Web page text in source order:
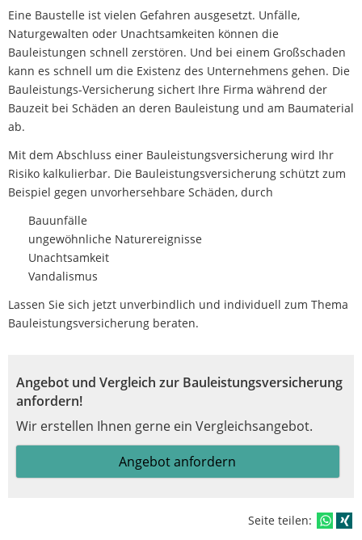
Eine Baustelle ist vielen Gefahren ausgesetzt. Unfälle,
Naturgewalten oder Unachtsamkeiten können die
Bauleistungen schnell zerstören. Und bei einem Großschaden
kann es schnell um die Existenz des Unternehmens gehen. Die
Bauleistungs-Versicherung sichert Ihre Firma während der
Bauzeit bei Schäden an deren Bauleistung und am Baumaterial
ab.
Mit dem Abschluss einer Bauleistungsversicherung wird Ihr
Risiko kalkulierbar. Die Bauleistungsversicherung schützt zum
Beispiel gegen unvorhersehbare Schäden, durch
Bauunfälle
ungewöhnliche Naturereignisse
Unachtsamkeit
Vandalismus
Lassen Sie sich jetzt unverbindlich und individuell zum Thema
Bauleistungsversicherung beraten.
Angebot und Vergleich zur Bauleistungsversicherung
anfordern!
Wir erstellen Ihnen gerne ein Vergleichsangebot.
Angebot anfordern
Seite teilen: